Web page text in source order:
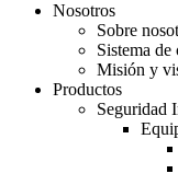
Nosotros
Sobre
Sistema
Misión y
Productos
Seguridad